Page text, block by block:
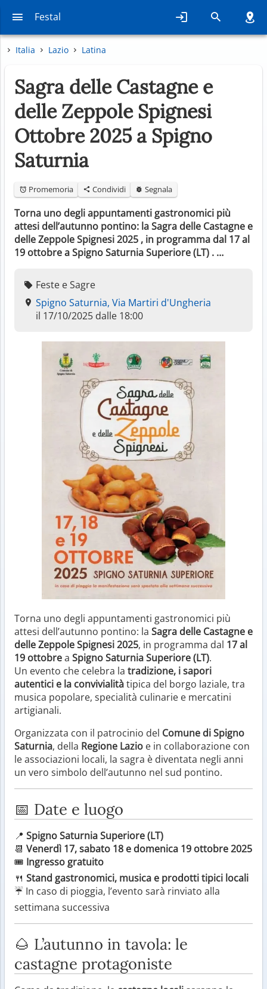
Festal
Italia Lazio Latina
Sagra delle Castagne e
delle Zeppole Spignesi
Ottobre 2025 a Spigno
Saturnia
Promemoria Condividi Segnala
Torna uno degli appuntamenti gastronomici più
attesi dell’autunno pontino: la Sagra delle Castagne e
delle Zeppole Spignesi 2025 , in programma dal 17 al
19 ottobre a Spigno Saturnia Superiore (LT) . …
Feste e Sagre
Spigno Saturnia, Via Martiri d'Ungheria
il 17/10/2025 dalle 18:00
Torna uno degli appuntamenti gastronomici più
attesi dell’autunno pontino: la Sagra delle Castagne e
delle Zeppole Spignesi 2025, in programma dal 17 al
19 ottobrea Spigno Saturnia Superiore (LT).
Un evento che celebra la tradizione, i sapori
autentici e la convivialitàtipica del borgo laziale, tra
musica popolare, specialità culinarie e mercatini
artigianali.
Organizzata con il patrocinio del Comune di Spigno
Saturnia, della Regione Lazio e in collaborazione con
le associazioni locali, la sagra è diventata negli anni
un vero simbolo dell’autunno nel sud pontino.
📅 Date e luogo
📍 Spigno Saturnia Superiore (LT)
📆 Venerdì 17, sabato 18 e domenica 19 ottobre 2025
🎟 Ingresso gratuito
🍴 Stand gastronomici, musica e prodotti tipici locali
☔ In caso di pioggia, l’evento sarà rinviato alla
settimana successiva
🌰 L’autunno in tavola: le
castagne protagoniste